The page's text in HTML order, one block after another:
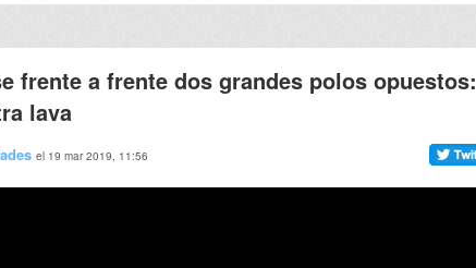
frente a frente dos grandes polos opuestos:
lava
el 19 mar 2019, 11:56